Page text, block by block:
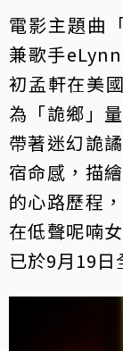
電影主題曲
兼歌手
初孟軒在美
為「詭鄉」
帶著迷幻詭
宿命感，描
的心路歷程
在低聲呢喃
已於9月19日